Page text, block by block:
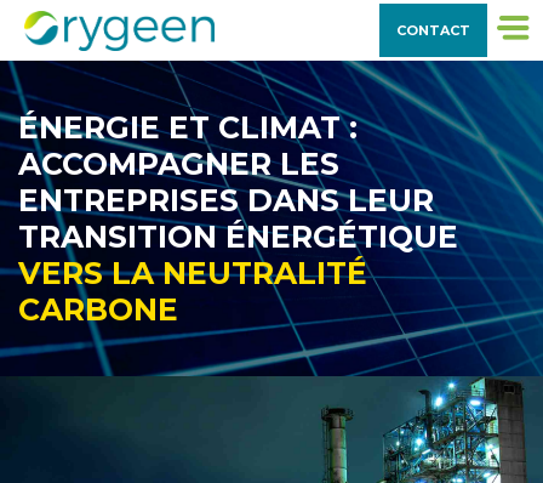
CONTACT
ÉNERGIE ET CLIMAT :
ACCOMPAGNER LES
ENTREPRISES DANS LEUR
TRANSITION ÉNERGÉTIQUE
VERS LA NEUTRALITÉ
CARBONE